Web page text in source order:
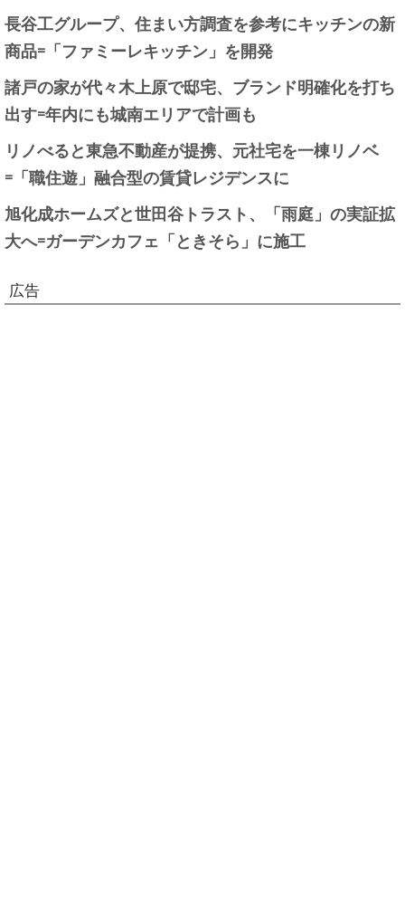
長谷工グループ、住まい方調査を参考にキッチンの新
商品=「ファミーレキッチン」を開発
諸戸の家が代々木上原で邸宅、ブランド明確化を打ち
出す=年内にも城南エリアで計画も
リノべると東急不動産が提携、元社宅を一棟リノベ
=「職住遊」融合型の賃貸レジデンスに
旭化成ホームズと世田谷トラスト、「雨庭」の実証拡
大へ=ガーデンカフェ「ときそら」に施工
広告